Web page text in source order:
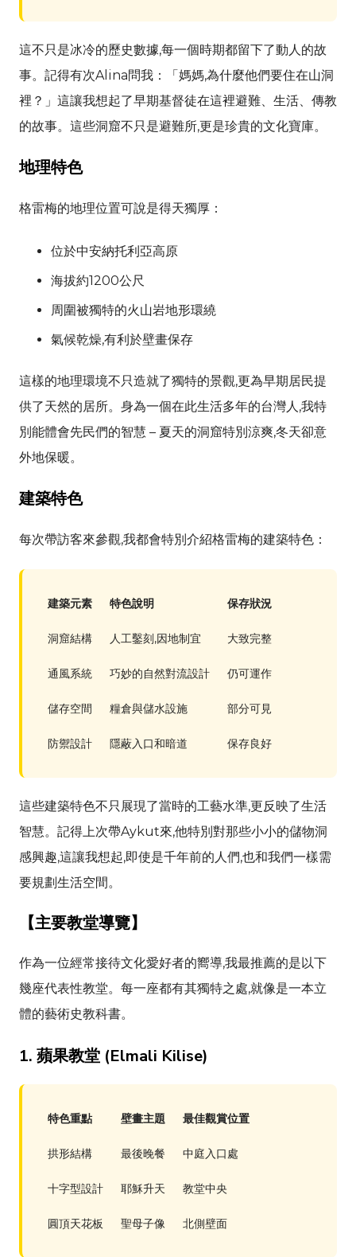
這不只是冰冷的歷史數據,每一個時期都留下了動人的故
事。記得有次Alina問我：「媽媽,為什麼他們要住在山洞
裡？」這讓我想起了早期基督徒在這裡避難、生活、傳教
的故事。這些洞窟不只是避難所,更是珍貴的文化寶庫。
地理特色
格雷梅的地理位置可說是得天獨厚：
位於中安納托利亞高原
海拔約1200公尺
周圍被獨特的火山岩地形環繞
氣候乾燥,有利於壁畫保存
這樣的地理環境不只造就了獨特的景觀,更為早期居民提
供了天然的居所。身為一個在此生活多年的台灣人,我特
別能體會先民們的智慧 – 夏天的洞窟特別涼爽,冬天卻意
外地保暖。
建築特色
每次帶訪客來參觀,我都會特別介紹格雷梅的建築特色：
建築元素 特色說明 保存狀況
洞窟結構 人工鑿刻,因地制宜 大致完整
通風系統 巧妙的自然對流設計 仍可運作
儲存空間 糧倉與儲水設施 部分可見
防禦設計 隱蔽入口和暗道 保存良好
這些建築特色不只展現了當時的工藝水準,更反映了生活
智慧。記得上次帶Aykut來,他特別對那些小小的儲物洞
感興趣,這讓我想起,即使是千年前的人們,也和我們一樣需
要規劃生活空間。
【主要教堂導覽】
作為一位經常接待文化愛好者的嚮導,我最推薦的是以下
幾座代表性教堂。每一座都有其獨特之處,就像是一本立
體的藝術史教科書。
1. 蘋果教堂 (Elmali Kilise)
特色重點 壁畫主題 最佳觀賞位置
拱形結構 最後晚餐 中庭入口處
十字型設計 耶穌升天 教堂中央
圓頂天花板 聖母子像 北側壁面